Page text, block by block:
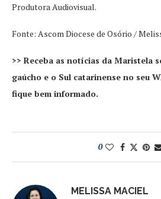
Produtora Audiovisual.
Fonte: Ascom Diocese de Osório /
>> Receba as notícias da Maristela
gaúcho e o Sul catarinense no seu
fique bem informado.
0
MELISSA MACIEL